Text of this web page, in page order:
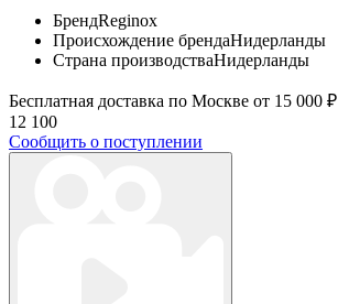
БрендReginox
Происхождение брендаНидерланды
Страна производстваНидерланды
Бесплатная доставка по Москве от 15 000 ₽
12 100
Сообщить о поступлении